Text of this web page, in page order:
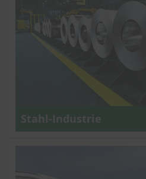
Stahl-Industrie